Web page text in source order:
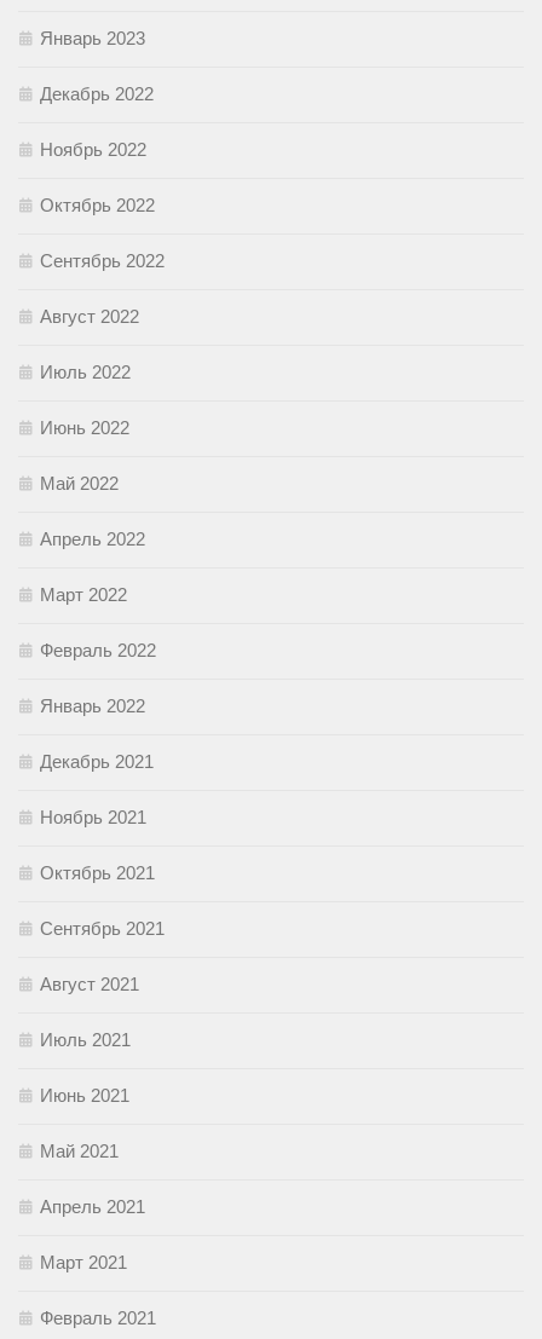
Январь 2023
Декабрь 2022
Ноябрь 2022
Октябрь 2022
Сентябрь 2022
Август 2022
Июль 2022
Июнь 2022
Май 2022
Апрель 2022
Март 2022
Февраль 2022
Январь 2022
Декабрь 2021
Ноябрь 2021
Октябрь 2021
Сентябрь 2021
Август 2021
Июль 2021
Июнь 2021
Май 2021
Апрель 2021
Март 2021
Февраль 2021